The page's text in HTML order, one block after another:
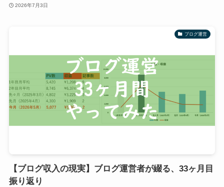
2026年7月3日
ブログ運営
【ブログ収入の現実】ブログ運営者が綴る、33ヶ月目
振り返り